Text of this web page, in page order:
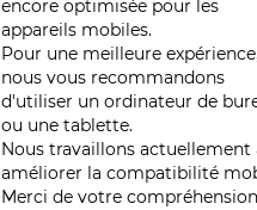
encore optimisée pour les
appareils mobiles.
Pour une meilleure
nous vous recommandons
d'utiliser un ordinateur de
ou une tablette.
Nous travaillons actuellement
améliorer la compatibilité
Merci de votre